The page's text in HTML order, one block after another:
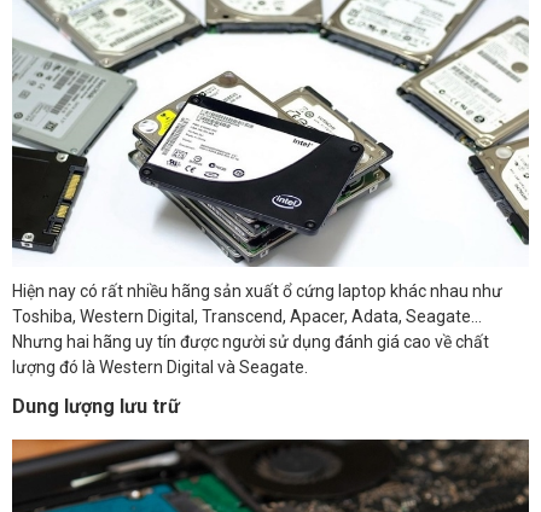
Hiện nay có rất nhiều hãng sản xuất ổ cứng laptop khác nhau như
Toshiba, Western Digital, Transcend, Apacer, Adata, Seagate…
Nhưng hai hãng uy tín được người sử dụng đánh giá cao về chất
lượng đó là Western Digital và Seagate.
Dung lượng lưu trữ